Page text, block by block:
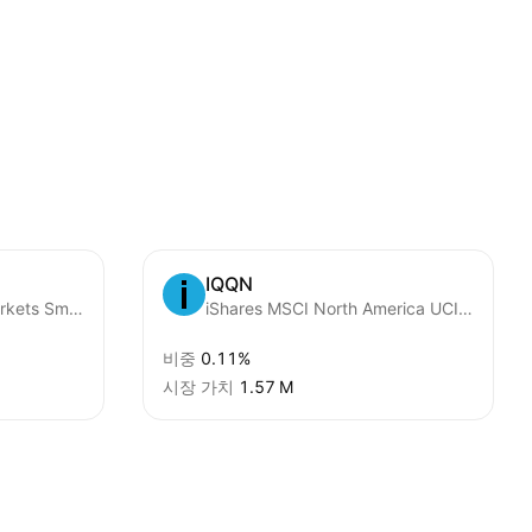
First Trust Emerging Markets Small Cap AlphaDEX Fund
IQQN
iShares MSCI North America UCITS ETF
비중 0.11%
시장 가치 ‪1.57 M‬